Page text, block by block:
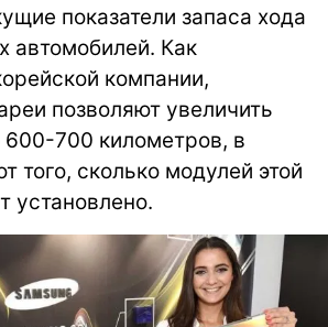
показатели запаса хода
автомобилей. Как
компании,
позволяют увеличить
600-700 километров, в
того, сколько модулей этой
установлено.